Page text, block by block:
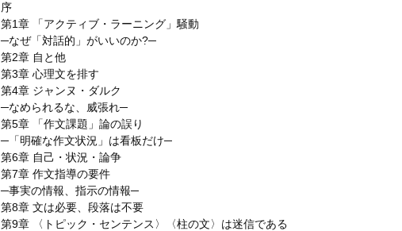
序
第1章 「アクティブ・ラーニング」騒動
─なぜ「対話的」がいいのか?─
第2章 自と他
第3章 心理文を排す
第4章 ジャンヌ・ダルク
─なめられるな、威張れ─
第5章 「作文課題」論の誤り
─「明確な作文状況」は看板だけ─
第6章 自己・状況・論争
第7章 作文指導の要件
─事実の情報、指示の情報─
第8章 文は必要、段落は不要
第9章 〈トピック・センテンス〉〈柱の文〉は迷信である